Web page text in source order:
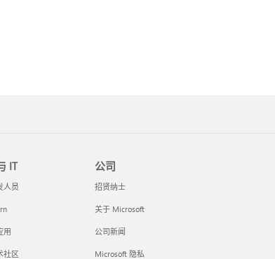
IT
人员
用
社区
公司
招贤纳士
关于 Microsoft
公司新闻
Microsoft 隐私